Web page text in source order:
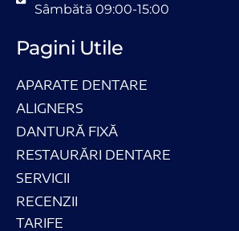
Sâmbătă 09:00-15:00
Pagini Utile
APARATE DENTARE
ALIGNERS
DANTURĂ FIXĂ
RESTAURĂRI DENTARE
SERVICII
RECENZII
TARIFE